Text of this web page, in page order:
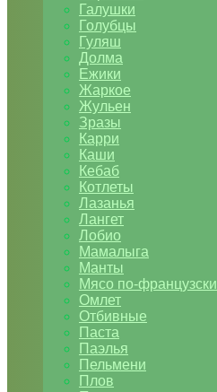
Галушки
Голубцы
Гуляш
Долма
Ежики
Жаркое
Жульен
Зразы
Карри
Каши
Кебаб
Котлеты
Лазанья
Лангет
Лобио
Мамалыга
Манты
Мясо по-французски
Омлет
Отбивные
Паста
Паэлья
Пельмени
Плов